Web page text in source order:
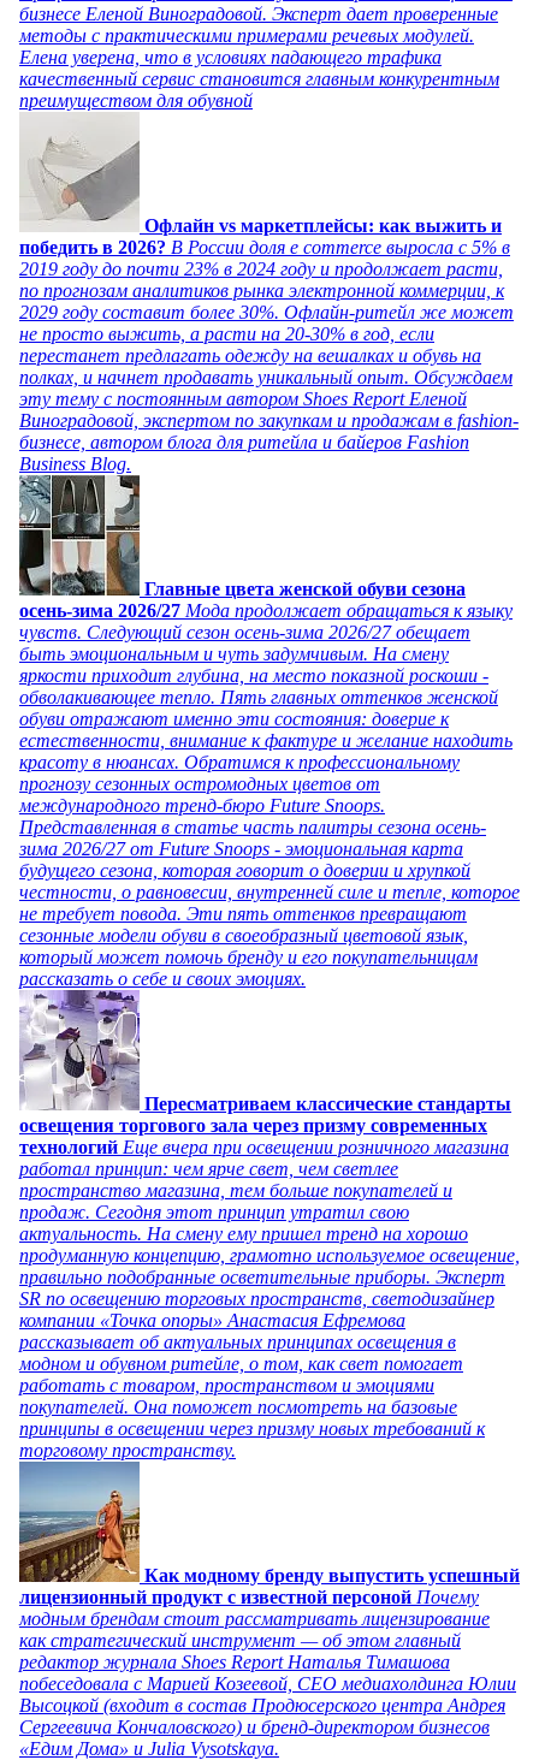
бизнесе Еленой Виноградовой. Эксперт дает проверенные
методы с практическими примерами речевых модулей.
Елена уверена, что в условиях падающего трафика
качественный сервис становится главным конкурентным
преимуществом для обувной
Офлайн vs маркетплейсы: как выжить и
победить в 2026? В России доля e commerce выросла с 5% в
2019 году до почти 23% в 2024 году и продолжает расти,
по прогнозам аналитиков рынка электронной коммерции, к
2029 году составит более 30%. Офлайн-ритейл же может
не просто выжить, а расти на 20-30% в год, если
перестанет предлагать одежду на вешалках и обувь на
полках, и начнет продавать уникальный опыт. Обсуждаем
эту тему с постоянным автором Shoes Report Еленой
Виноградовой, экспертом по закупкам и продажам в fashion-
бизнесе, автором блога для ритейла и байеров Fashion
Business Blog.
Главные цвета женской обуви сезона
осень-зима 2026/27 Мода продолжает обращаться к языку
чувств. Следующий сезон осень-зима 2026/27 обещает
быть эмоциональным и чуть задумчивым. На смену
яркости приходит глубина, на место показной роскоши -
обволакивающее тепло. Пять главных оттенков женской
обуви отражают именно эти состояния: доверие к
естественности, внимание к фактуре и желание находить
красоту в нюансах. Обратимся к профессиональному
прогнозу сезонных остромодных цветов от
международного тренд-бюро Future Snoops.
Представленная в статье часть палитры сезона осень-
зима 2026/27 от Future Snoops - эмоциональная карта
будущего сезона, которая говорит о доверии и хрупкой
честности, о равновесии, внутренней силе и тепле, которое
не требует повода. Эти пять оттенков превращают
сезонные модели обуви в своеобразный цветовой язык,
который может помочь бренду и его покупательницам
рассказать о себе и своих эмоциях.
Пересматриваем классические стандарты
освещения торгового зала через призму современных
технологий Еще вчера при освещении розничного магазина
работал принцип: чем ярче свет, чем светлее
пространство магазина, тем больше покупателей и
продаж. Сегодня этот принцип утратил свою
актуальность. На смену ему пришел тренд на хорошо
продуманную концепцию, грамотно используемое освещение,
правильно подобранные осветительные приборы. Эксперт
SR по освещению торговых пространств, светодизайнер
компании «Точка опоры» Анастасия Ефремова
рассказывает об актуальных принципах освещения в
модном и обувном ритейле, о том, как свет помогает
работать с товаром, пространством и эмоциями
покупателей. Она поможет посмотреть на базовые
принципы в освещении через призму новых требований к
торговому пространству.
Как модному бренду выпустить успешный
лицензионный продукт с известной персоной Почему
модным брендам стоит рассматривать лицензирование
как стратегический инструмент — об этом главный
редактор журнала Shoes Report Наталья Тимашова
побеседовала с Марией Козеевой, СЕО медиахолдинга Юлии
Высоцкой (входит в состав Продюсерского центра Андрея
Сергеевича Кончаловского) и бренд-директором бизнесов
«Едим Дома» и Julia Vysotskaya.